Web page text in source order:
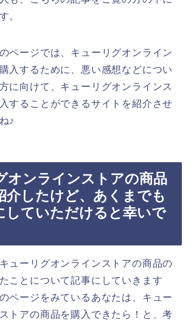
。
ページでは、キューリグオンライン
入するために、悪い感想などについ
に向けて、キューリグオンラインス
することができるサイトを紹介させ
♪
オンラインストアの商品
介したけど、あくまでも
していただけると幸いで
ューリグオンラインストアの商品の
ことについて記事にしていきます
ページをみているあなたは、キュー
トアの商品を購入できたら！と、考